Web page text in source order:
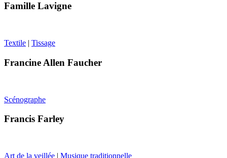
Famille Lavigne
Textile | Tissage
Francine Allen Faucher
Scénographe
Francis Farley
Art de la veillée | Musique traditionnelle